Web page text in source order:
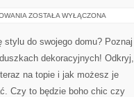
POZNAJ
W
PODUSZKACH
ZOSTAŁA WYŁĄCZONA
stylu do swojego domu? Poznaj
dekoracyjnych! Odkryj,
na topie i jak możesz je
Czy to będzie boho chic czy